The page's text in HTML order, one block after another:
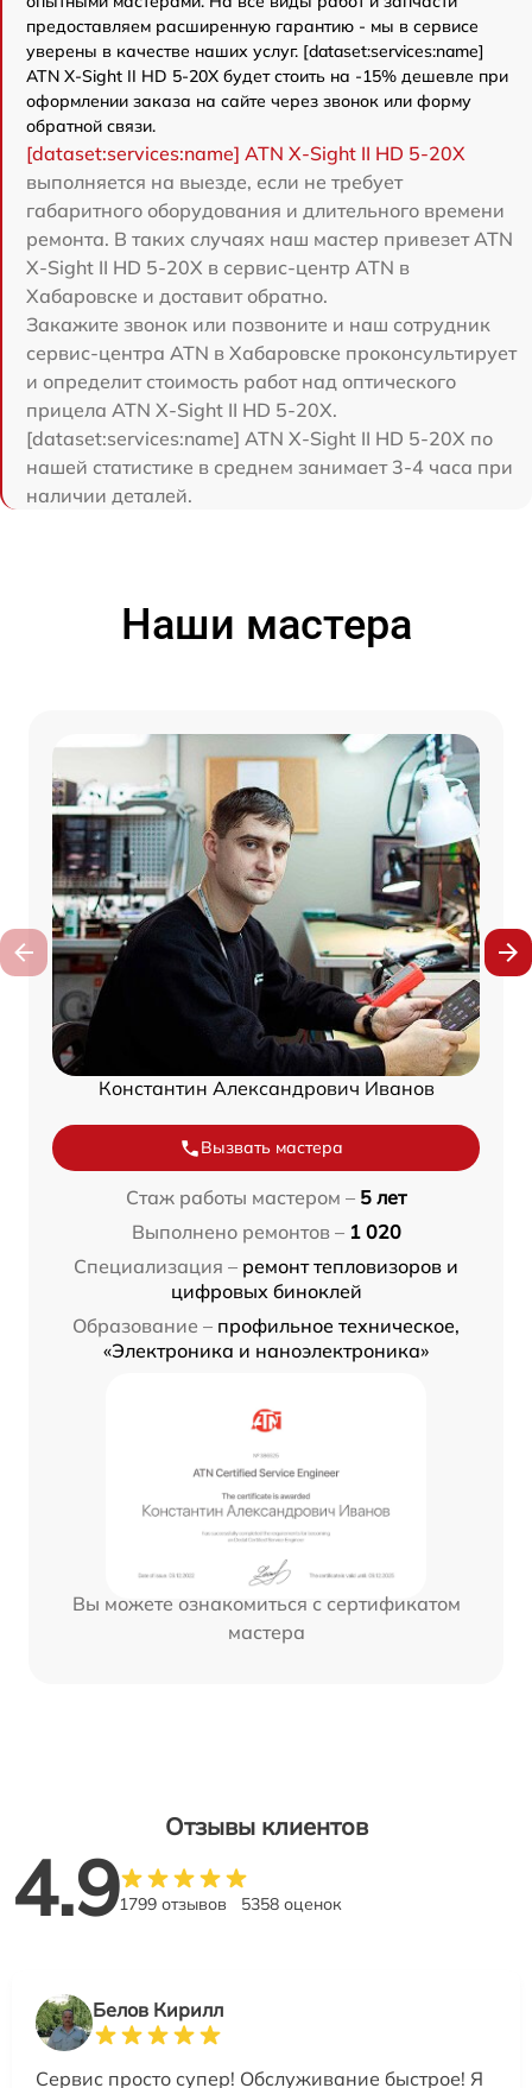
предоставляем расширенную гарантию - мы в сервисе
уверены в качестве наших услуг. [dataset:services:name]
ATN X-Sight II HD 5-20X будет стоить на -15% дешевле при
оформлении заказа на сайте через звонок или форму
обратной связи.
[dataset:services:name] ATN X-Sight II HD 5-20X
выполняется на выезде, если не требует
габаритного оборудования и длительного времени
ремонта. В таких случаях наш мастер привезет ATN
X-Sight II HD 5-20X в сервис-центр ATN в
Хабаровске и доставит обратно.
Закажите звонок или позвоните и наш сотрудник
сервис-центра ATN в Хабаровске проконсультирует
и определит стоимость работ над оптического
прицела ATN X-Sight II HD 5-20X.
[dataset:services:name] ATN X-Sight II HD 5-20X по
нашей статистике в среднем занимает 3-4 часа при
наличии деталей.
Наши мастера
Константин Александрович Иванов
Вызвать мастера
Стаж работы мастером – 5 лет
Выполнено ремонтов – 1 020
Специализация – ремонт тепловизоров и
цифровых биноклей
Образование – профильное техническое,
«Электроника и наноэлектроника»
Вы можете ознакомиться с сертификатом
мастера
Отзывы клиентов
4.91799 отзывов 5358 оценок
Белов Кирилл
Сервис просто супер! Обслуживание быстрое! Я